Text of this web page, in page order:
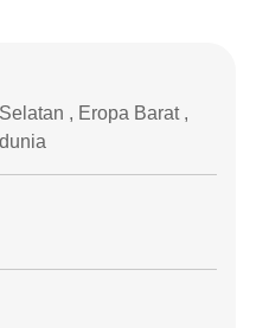
, Eropa Barat ,